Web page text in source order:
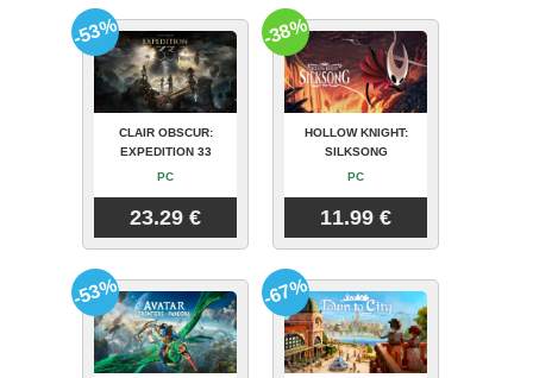
CLAIR OBSCUR:
EXPEDITION 33
PC
23.29 €
-53%
HOLLOW KNIGHT:
SILKSONG
PC
11.99 €
-38%
-53% -67%